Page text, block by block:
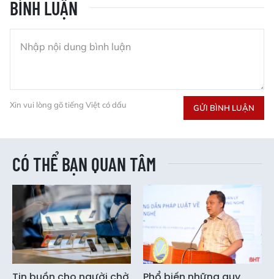
BÌNH LUẬN
Xin vui lòng gõ tiếng Việt có dấu GỬI BÌNH LUẬN
CÓ THỂ BẠN QUAN TÂM